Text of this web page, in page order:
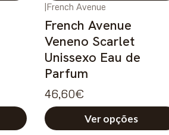
Novo
|French Avenue
French Avenue
Veneno Scarlet
Unissexo Eau de
Parfum
46,60€
Ver opções